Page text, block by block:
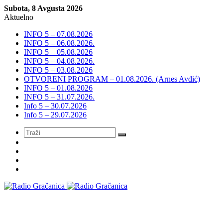
Subota, 8 Avgusta 2026
Aktuelno
INFO 5 – 07.08.2026
INFO 5 – 06.08.2026.
INFO 5 – 05.08.2026
INFO 5 – 04.08.2026.
INFO 5 – 03.08.2026
OTVORENI PROGRAM – 01.08.2026. (Arnes Avdić)
INFO 5 – 01.08.2026
INFO 5 – 31.07.2026.
Info 5 – 30.07.2026
Info 5 – 29.07.2026
Meni